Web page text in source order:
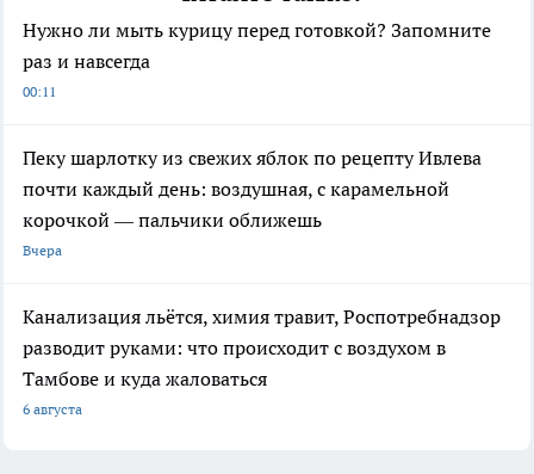
Нужно ли мыть курицу перед готовкой? Запомните
раз и навсегда
00:11
Пеку шарлотку из свежих яблок по рецепту Ивлева
почти каждый день: воздушная, с карамельной
корочкой — пальчики оближешь
Вчера
Канализация льётся, химия травит, Роспотребнадзор
разводит руками: что происходит с воздухом в
Тамбове и куда жаловаться
6 августа